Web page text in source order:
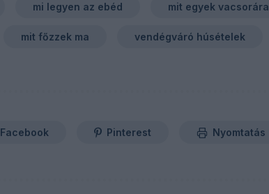
mi legyen az ebéd mit egyek vacsorára
mit főzzek ma vendégváró húsételek
Facebook Pinterest Nyomtatás